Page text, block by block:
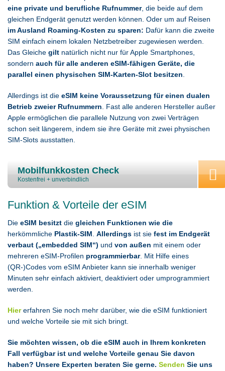
eine private und berufliche Rufnummer, die beide auf dem
gleichen Endgerät genutzt werden können. Oder um auf Reisen
im Ausland Roaming-Kosten zu sparen: Dafür kann die zweite
SIM einfach einem lokalen Netzbetreiber zugewiesen werden.
Das Gleiche gilt natürlich nicht nur für Apple Smartphones,
sondern auch für alle anderen eSIM-fähigen Geräte, die
parallel einen physischen SIM-Karten-Slot besitzen
Allerdings ist die eSIM keine Voraussetzung für einen dualen
Betrieb zweier Rufnummern . Fast alle anderen Hersteller außer
Apple ermöglichen die parallele Nutzung von zwei Verträgen
schon seit längerem, indem sie ihre Geräte mit zwei physischen
SIM-Slots ausstatten.
Mobilfunkkosten Check
Kostenfrei + unverbindlich
Funktion & Vorteile der eSIM
Die eSIM besitzt die gleichen Funktionen wie die
herkömmliche Plastik-SIM Allerdings ist sie fest im Endgerät
verbaut („embedded SIM“) und von außen mit einem oder
mehreren eSIM-Profilen programmierbar. Mit Hilfe eines
(QR-)Codes vom eSIM Anbieter kann sie innerhalb weniger
Minuten sehr einfach aktiviert, deaktiviert oder umprogrammiert
werden.
Hiererfahren Sie noch mehr darüber, wie die eSIM funktioniert
und welche Vorteile sie mit sich bringt.
Sie möchten wissen, ob die eSIM auch in Ihrem konkreten
Fall verfügbar ist und welche Vorteile genau Sie davon
haben? Unsere Experten beraten Sie gerne. Senden Sie uns